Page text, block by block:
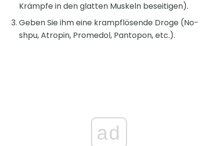
Krämpfe in den glatten Muskeln beseitigen).
Geben Sie ihm eine krampflösende Droge (No-
shpu, Atropin, Promedol, Pantopon, etc.).
ad